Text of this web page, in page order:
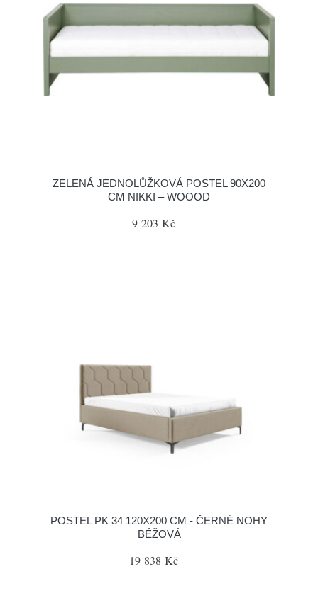
ZELENÁ JEDNOLŮŽKOVÁ POSTEL 90X200
CM NIKKI – WOOOD
9 203 Kč
POSTEL PK 34 120X200 CM - ČERNÉ NOHY
BÉŽOVÁ
19 838 Kč